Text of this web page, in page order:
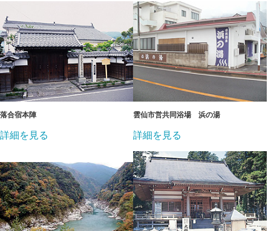
落合宿本陣
詳細を見る
雲仙市営共同浴場 浜の湯
詳細を見る